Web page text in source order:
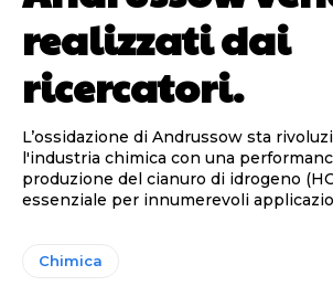
realizzati dai
ricercatori.
L’ossidazione di Andrussow sta
l'industria chimica con una
produzione del cianuro di idrogeno
essenziale per innumerevoli
Chimica